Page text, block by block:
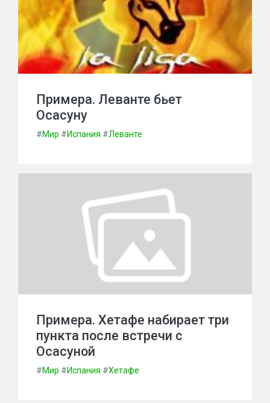
Примера. Леванте бьет
Осасуну
#Мир #Испания #Леванте
Примера. Хетафе набирает три
пункта после встречи с
Осасуной
#Мир #Испания #Хетафе